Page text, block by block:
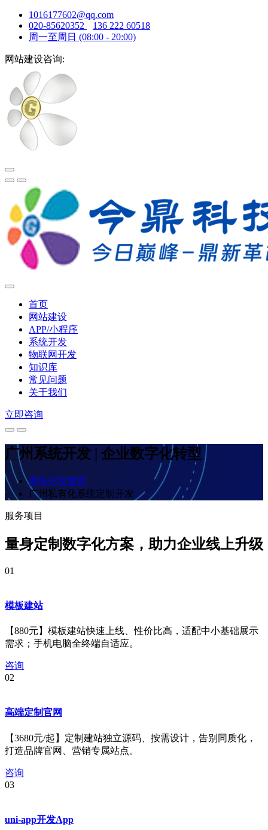
1016177602@qq.com
020-85620352
136 222 60518
周一至周日 (08:00 - 20:00)
网站建设咨询:
首页
网站建设
APP/小程序
系统开发
物联网开发
知识库
常见问题
关于我们
立即咨询
广州系统开发 | 企业数字化转型
系统开发首页
广州私有化系统定制开发
服务项目
量身定制数字化方案， 助力企业线上升级
01
模板建站
【880元】模板建站快速上线、性价比高，适配中小基础展示
需求；手机电脑全终端自适应。
咨询
02
高端定制官网
【3680元/起】定制建站独立源码、按需设计，告别同质化，
打造品牌官网、营销专属站点。
咨询
03
uni-app开发App